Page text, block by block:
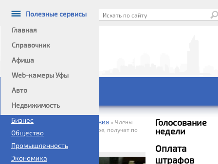
Полезные сервисы
Главная
Справочник
Афиша
Web-камеры Уфы
Авто
Недвижимость
Информационный портал
Главное меню
Политика
Бизнес
Общество
Промышленность
Экономика
Домой» Проишествия » Члены
наркокартеля, действующего в Уфе, получат по
заслугам
Голосование
недели
Оплата
штрафов